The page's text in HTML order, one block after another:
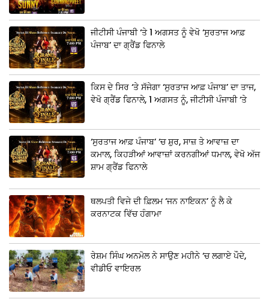
ਜੀਟੀਸੀ ਪੰਜਾਬੀ ‘ਤੇ 1 ਅਗਸਤ ਨੂੰ ਵੇਖੋ ‘ਸੁਰਤਾਜ ਆਫ਼
ਪੰਜਾਬ’ ਦਾ ਗ੍ਰੈਂਡ ਫਿਨਾਲੇ
ਕਿਸ ਦੇ ਸਿਰ ‘ਤੇ ਸੱਜੇਗਾ ‘ਸੁਰਤਾਜ ਆਫ਼ ਪੰਜਾਬ’ ਦਾ ਤਾਜ,
ਵੇਖੋ ਗ੍ਰੈਂਡ ਫਿਨਾਲੇ, 1 ਅਗਸਤ ਨੂੰ, ਜੀਟੀਸੀ ਪੰਜਾਬੀ ‘ਤੇ
‘ਸੁਰਤਾਜ ਆਫ਼ ਪੰਜਾਬ’ ‘ਚ ਸ਼ੁਰ, ਸਾਜ਼ ਤੇ ਆਵਾਜ਼ ਦਾ
ਕਮਾਲ, ਕਿਹੜੀਆਂ ਆਵਾਜ਼ਾਂ ਕਰਨਗੀਆਂ ਧਮਾਲ, ਵੇਖੋ ਅੱਜ
ਸ਼ਾਮ ਗ੍ਰੈਂਡ ਫਿਨਾਲੇ
ਥਲਪਤੀ ਵਿਜੇ ਦੀ ਫ਼ਿਲਮ ‘ਜਨ ਨਾਇਕਨ’ ਨੂੰ ਲੈ ਕੇ
ਕਰਨਾਟਕ ਵਿੱਚ ਹੰਗਾਮਾ
ਰੇਸ਼ਮ ਸਿੰਘ ਅਨਮੋਲ ਨੇ ਸਾਉਣ ਮਹੀਨੇ ‘ਚ ਲਗਾਏ ਪੌਦੇ,
ਵੀਡੀਓ ਵਾਇਰਲ